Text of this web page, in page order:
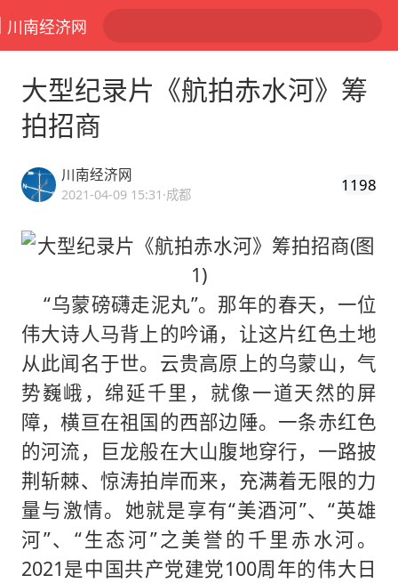
川南经济网
大型纪录片《航拍赤水河》筹
拍招商
川南经济网
2021-04-09 15:31 ·成都 1198
“乌蒙磅礴走泥丸”。那年的春天，一位
伟大诗人马背上的吟诵，让这片红色土地
从此闻名于世。云贵高原上的乌蒙山，气
势巍峨，绵延千里，就像一道天然的屏
障，横亘在祖国的西部边陲。一条赤红色
的河流，巨龙般在大山腹地穿行，一路披
荆斩棘、惊涛拍岸而来，充满着无限的力
量与激情。她就是享有“美酒河”、“英雄
河”、“生态河”之美誉的千里赤水河。
2021是中国共产党建党100周年的伟大日